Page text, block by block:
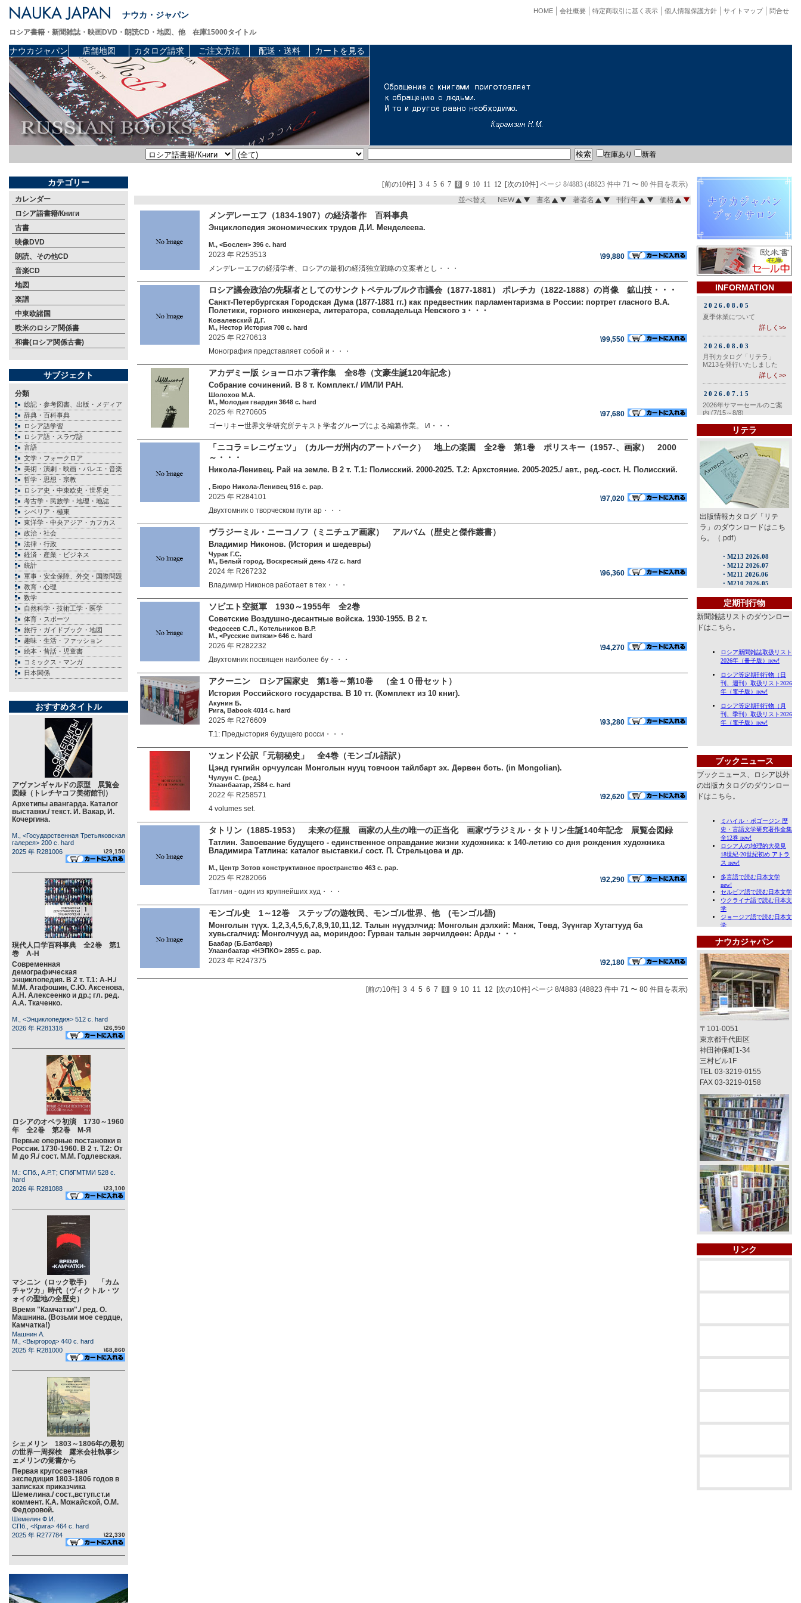
ナウカ・ジャパン 問合せ
サイトマップ
個人情報保護方針
特定商取引に基く表示
会社概要
HOME
ロシア書籍・新聞雑誌・映画DVD・朗読CD・地図、他 在庫15000タイトル
ナウカジャパン 店舗地図 カタログ請求 ご注文方法 配送・送料 カートを見る
在庫あり 新着
カテゴリー
カレンダー
ロシア語書籍/Книги
古書
映像DVD
朗読、その他CD
音楽CD
地図
楽譜
中東欧諸国
欧米のロシア関係書
和書(ロシア関係古書)
サブジェクト
分類
総記・参考図書、出版・メディア
辞典・百科事典
ロシア語学習
ロシア語・スラヴ語
言語
文学・フォークロア
美術・演劇・映画・バレエ・音楽
哲学・思想・宗教
ロシア史・中東欧史・世界史
考古学・民族学・地理・地誌
シベリア・極東
東洋学・中央アジア・カフカス
政治・社会
法律・行政
経済・産業・ビジネス
統計
軍事・安全保障、外交・国際問題
教育・心理
数学
自然科学・技術工学・医学
体育・スポーツ
旅行・ガイドブック・地図
趣味・生活・ファッション
絵本・昔話・児童書
コミックス・マンガ
日本関係
おすすめタイトル
アヴァンギャルドの原型 展覧会
図録（トレチヤコフ美術館刊）
Архетипы авангарда. Каталог
выставки./ текст. И. Вакар, И.
Кочергина.
М., <Государственная Третьяковская
галерея> 200 c. hard
2025 年 R281006
\29,150
現代人口学百科事典 全2巻 第1
巻 А-Н
Современная
демографическая
энциклопедия. В 2 т. Т.1: А-Н./
М.М. Агафошин, С.Ю. Аксенова,
А.Н. Алексеенко и др.; гл. ред.
А.А. Ткаченко.
М., <Энциклопедия> 512 c. hard
2026 年 R281318
\26,950
ロシアのオペラ初演 1730～1960
年 全2巻 第2巻 М-Я
Первые оперные постановки в
России. 1730-1960. В 2 т. Т.2: От
М до Я./ сост. М.М. Годлевская.
М.: СПб., А.Р.Т; СПбГМТМИ 528 c.
hard
2026 年 R281088
\23,100
マシニン（ロック歌手） 「カム
チャツカ」時代（ヴィクトル・ツ
ォイの聖地の全歴史）
Время "Камчатки"./ ред. О.
Машнина. (Возьми мое сердце,
Камчатка!)
Машнин А.
М., <Выргород> 440 c. hard
2025 年 R281000
\68,860
シェメリン 1803～1806年の最初
の世界一周探検 露米会社執事シ
ェメリンの覚書から
Первая кругосветная
экспедиция 1803-1806 годов в
записках приказчика
Шемелина./ сост.,вступ.ст.и
коммент. К.А. Можайской, О.М.
Федоровой.
Шемелин Ф.И.
СПб., <Крига> 464 c. hard
2025 年 R277784
\22,330
[前の10件] 3 4 5 6 7 8 9 10 11 12 [次の10件] ページ 8/4883 (48823 件中 71 〜 80 件目を表示)
並べ替え NEW 書名 著者名 刊行年 価格
メンデレーエフ（1834-1907）の経済著作 百科事典
Энциклопедия экономических трудов Д.И. Менделеева.
М., <Бослен> 396 c. hard
2023 年 R253513
\99,880
メンデレーエフの経済学者、ロシアの最初の経済独立戦略の立案者とし・・・
ロシア議会政治の先駆者としてのサンクトペテルブルク市議会（1877-1881） ポレチカ（1822-1888）の肖像 鉱山技・・・
Санкт-Петербургская Городская Дума (1877-1881 гг.) как предвестник парламентаризма в России: портрет гласного В.А.
Полетики, горного инженера, литератора, совладельца Невского з・・・
Ковалевский Д.Г.
М., Нестор История 708 c. hard
2025 年 R270613
\99,550
Монография представляет собой и・・・
アカデミー版 ショーロホフ著作集 全8巻（文豪生誕120年記念）
Собрание сочинений. В 8 т. Комплект./ ИМЛИ РАН.
Шолохов М.А.
М., Молодая гвардия 3648 c. hard
2025 年 R270605
\97,680
ゴーリキー世界文学研究所テキスト学者グループによる編纂作業。 И・・・
「ニコラ＝レニヴェツ」（カルーガ州内のアートパーク） 地上の楽園 全2巻 第1巻 ポリスキー（1957-、画家） 2000
～・・・
Никола-Ленивец. Рай на земле. В 2 т. Т.1: Полисский. 2000-2025. Т.2: Архстояние. 2005-2025./ авт., ред.-сост. Н. Полисский.
, Бюро Никола-Ленивец 916 c. pap.
2025 年 R284101
\97,020
Двухтомник о творческом пути ар・・・
ヴラジーミル・ニーコノフ（ミニチュア画家） アルバム（歴史と傑作叢書）
Владимир Никонов. (История и шедевры)
Чурак Г.С.
М., Белый город. Воскресный день 472 c. hard
2024 年 R267232
\96,360
Владимир Никонов работает в тех・・・
ソビエト空挺軍 1930～1955年 全2巻
Советские Воздушно-десантные войска. 1930-1955. В 2 т.
Федосеев С.Л., Котельников В.Р.
М., <Русские витязи> 646 c. hard
2026 年 R282232
\94,270
Двухтомник посвящен наиболее бу・・・
アクーニン ロシア国家史 第1巻～第10巻 （全１０冊セット）
История Российского государства. В 10 тт. (Комплект из 10 книг).
Акунин Б.
Рига, Babook 4014 c. hard
2025 年 R276609
\93,280
Т.1: Предыстория будущего росси・・・
ツェンド公訳「元朝秘史」 全4巻（モンゴル語訳）
Цэнд гүнгийн орчуулсан Монголын нууц товчоон тайлбарт эх. Дөрвөн боть. (in Mongolian).
Чулуун С. (ред.)
Улаанбаатар, 2584 c. hard
2022 年 R258571
\92,620
4 volumes set.
タトリン（1885-1953） 未来の征服 画家の人生の唯一の正当化 画家ヴラジミル・タトリン生誕140年記念 展覧会図録
Татлин. Завоевание будущего - единственное оправдание жизни художника: к 140-летию со дня рождения художника
Владимира Татлина: каталог выставки./ сост. П. Стрельцова и др.
М., Центр Зотов конструктивное пространство 463 c. pap.
2025 年 R282066
\92,290
Татлин - один из крупнейших худ・・・
モンゴル史 1～12巻 ステップの遊牧民、モンゴル世界、他 (モンゴル語)
Монголын түүх. 1,2,3,4,5,6,7,8,9,10,11,12. Талын нүүдэлчид: Монголын дэлхий: Манж, Төвд, Зүүнгар Хутагтууд ба
хувьсгалчид: Монголчууд аа, мориндоо: Гурван талын зөрчилдөөн: Арды・・・
Баабар (Б.Батбаяр)
Улаанбаатар <НЭПКО> 2855 c. pap.
2023 年 R247375 \92,180
[前の10件] 3 4 5 6 7 8 9 10 11 12 [次の10件] ページ 8/4883 (48823 件中 71 〜 80 件目を表示)
INFORMATION
リテラ
出版情報カタログ「リテ
ラ」のダウンロードはこち
ら。（.pdf）
定期刊行物
新聞雑誌リストのダウンロー
ドはこちら。
ブックニュース
ブックニュース、ロシア以外
の出版カタログのダウンロー
ドはこちら。
ナウカジャパン
〒101-0051
東京都千代田区
神田神保町1-34
三村ビル1F
TEL 03-3219-0155
FAX 03-3219-0158
リンク